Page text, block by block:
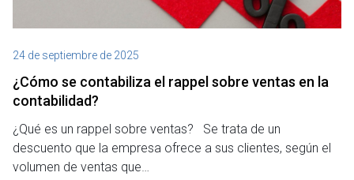
24 de septiembre de 2025
¿Cómo se contabiliza el rappel sobre ventas en la
contabilidad?
¿Qué es un rappel sobre ventas? Se trata de un
descuento que la empresa ofrece a sus clientes, según el
volumen de ventas que…